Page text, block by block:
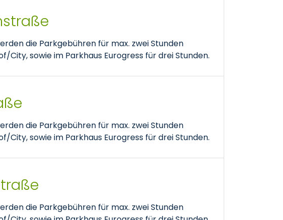
die Parkgebühren für max. zwei Stunden
City, sowie im Parkhaus Eurogress für drei Stunden.
die Parkgebühren für max. zwei Stunden
City, sowie im Parkhaus Eurogress für drei Stunden.
die Parkgebühren für max. zwei Stunden